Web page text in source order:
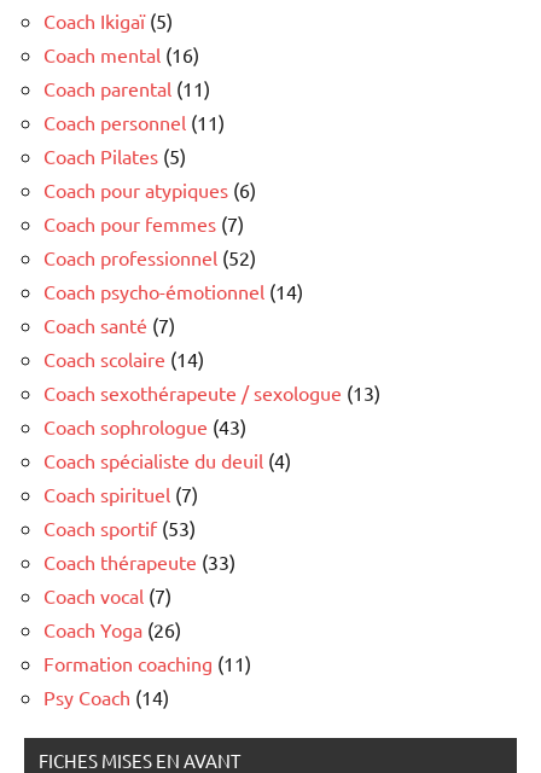
Coach Ikigaï(5)
Coach mental (16)
Coach parental (11)
Coach personnel (11)
Coach Pilates (5)
Coach pour atypiques (6)
Coach pour femmes (7)
Coach professionnel (52)
Coach psycho-émotionnel (14)
Coach santé (7)
Coach scolaire (14)
Coach sexothérapeute / sexologue (13)
Coach sophrologue (43)
Coach spécialiste du deuil (4)
Coach spirituel (7)
Coach sportif(53)
Coach thérapeute (33)
Coach vocal (7)
Coach Yoga (26)
Formation coaching (11)
Psy Coach (14)
FICHES MISES EN AVANT